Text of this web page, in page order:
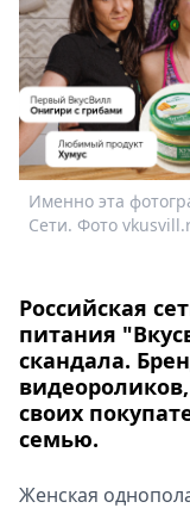
Metro
Стримы
Звезды
Выборы
2026
Скачай
Metro
Именно эта
Сети. Фото
Российская
питания
скандала.
своих
семью.
Женская